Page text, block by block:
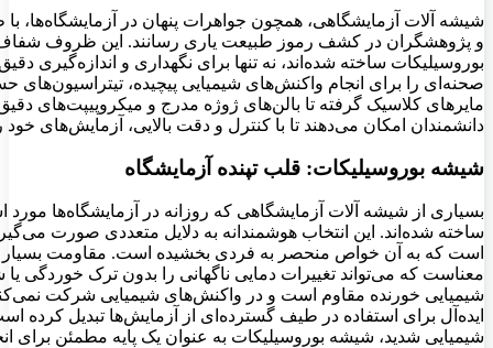
شیشه آلات آزمایشگاهی، همچون جواهرات پنهان در آزمایشگاه‌ها،
و پژوهشگران در کشف رموز طبیعت یاری رسانند. این ظروف
بوروسیلیکات ساخته شده‌اند، نه تنها برای نگهداری و اندازه‌گیری
صحنه‌ای را برای انجام واکنش‌های شیمیایی پیچیده، تیتراسیون‌های
مایرهای کلاسیک گرفته تا بالن‌های ژوژه مدرج و میکروپیپت‌های
دانشمندان امکان می‌دهند تا با کنترل و دقت بالایی، آزمایش‌های خود
شیشه بوروسیلیکات: قلب تپنده آزمایشگاه
بسیاری از شیشه آلات آزمایشگاهی که روزانه در آزمایشگاه‌ها
ساخته شده‌اند. این انتخاب هوشمندانه به دلایل متعددی صورت
است که به آن خواص منحصر به فردی بخشیده است. مقاومت بسیار
معناست که می‌تواند تغییرات دمایی ناگهانی را بدون ترک خوردگی
شیمیایی خورنده مقاوم است و در واکنش‌های شیمیایی شرکت
ایده‌آل برای استفاده در طیف گسترده‌ای از آزمایش‌ها تبدیل کرده
شیمیایی شدید، شیشه بوروسیلیکات به عنوان یک پایه مطمئن برای